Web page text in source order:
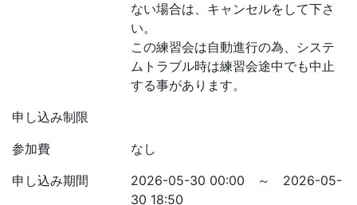
ない場合は、キャンセルをして下さ
い。
この練習会は自動進行の為、システ
ムトラブル時は練習会途中でも中止
する事があります。
申し込み制限
参加費
なし
申し込み期間
2026-05-30 00:00 ～ 2026-05-
30 18:50